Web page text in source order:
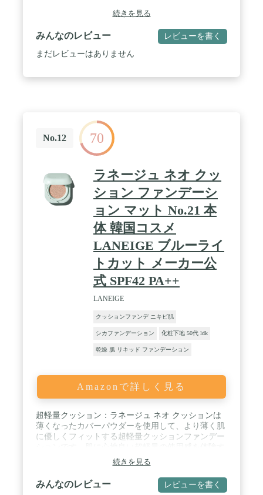
続きを見る
みんなのレビュー レビューを書く
まだレビューはありません
No.12 70
ラネージュ ネオ クッ
ション ファンデーシ
ョン マット No.21 本
体 韓国コスメ
LANEIGE ブルーライ
トカット メーカー公
式 SPF42 PA++
LANEIGE
クッションファンデ ニキビ肌
シカファンデーション 化粧下地 50代 ldk
乾燥 肌 リキッド ファンデーション
Amazonで詳しく見る
超軽量クッション：ラネージュ ネオ クッションは
薄くなったカバーパウダーを使用して、より薄く肌
に優しくフィットする超軽量クッションファンデー
ることができます。 / 肌に優しい超軽量カバー力：
汗と皮脂に強いスウェットプルーフ採用し、軽いつ
け心地で薄付きなのに高いカバー力。長時間崩れ知
らずの美肌に仕上げるカバー力と持続力が抜群、赤
続きを見る
みんなのレビュー レビューを書く